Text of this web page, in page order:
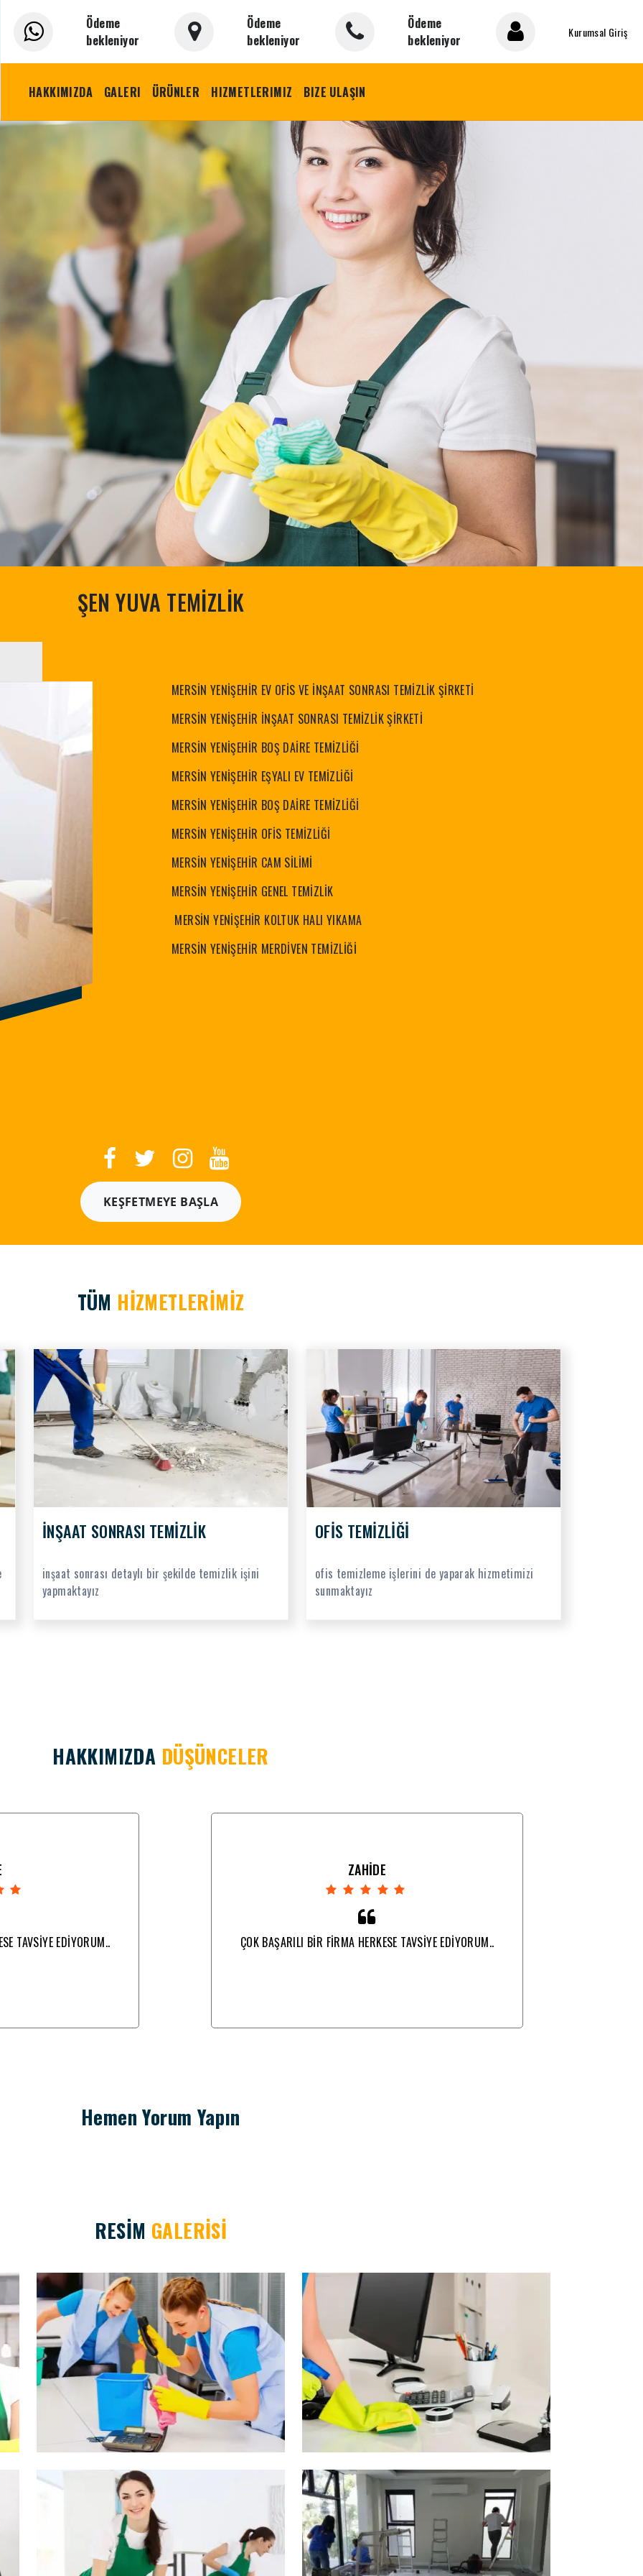
Ödeme
bekleniyor
Ödeme
bekleniyor
Ödeme
bekleniyor
Kurumsal Giriş
HAKKIMIZDA GALERI ÜRÜNLER HIZMETLERIMIZ BIZE ULAŞIN
ŞEN YUVA TEMİZLİK
MERSİN YENİŞEHİR EV OFİS VE İNŞAAT SONRASI TEMİZLİK ŞİRKETİ
MERSİN YENİŞEHİR İNŞAAT SONRASI TEMİZLİK ŞİRKETİ
MERSİN YENİŞEHİR BOŞ DAİRE TEMİZLİĞİ
MERSİN YENİŞEHİR EŞYALI EV TEMİZLİĞİ
MERSİN YENİŞEHİR BOŞ DAİRE TEMİZLİĞİ
MERSİN YENİŞEHİR OFİS TEMİZLİĞİ
MERSİN YENİŞEHİR CAM SİLİMİ
MERSİN YENİŞEHİR GENEL TEMİZLİK
MERSİN YENİŞEHİR KOLTUK HALI YIKAMA
MERSİN YENİŞEHİR MERDİVEN TEMİZLİĞİ
KEŞFETMEYE BAŞLA
TÜM HİZMETLERİMİZ
İNŞAAT SONRASI TEMİZLİK
inşaat sonrası detaylı bir şekilde temizlik işini
yapmaktayız
OFİS TEMİZLİĞİ
ofis temizleme işlerini de yaparak hizmetimizi
sunmaktayız
HAKKIMIZDA DÜŞÜNCELER
TAVSİYE EDİYORUM..
ZAHİDE
ÇOK BAŞARILI BİR FİRMA HERKESE TAVSİYE EDİYORUM..
Hemen Yorum Yapın
RESİM GALERİSİ